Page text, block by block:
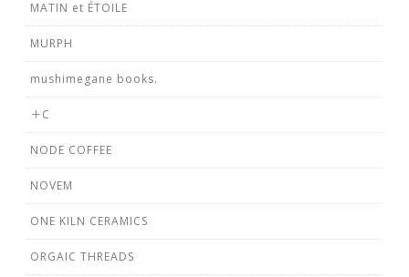
MATIN et ÉTOILE
MURPH
mushimegane books.
＋C
NODE COFFEE
NOVEM
ONE KILN CERAMICS
ORGAIC THREADS